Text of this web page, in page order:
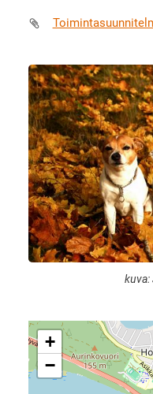
kuva:
+
−